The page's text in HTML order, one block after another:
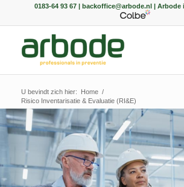
0183-64 93 67 | backoffice@arbode.nl | Arbode
U bevindt zich hier: Home /
Risico Inventarisatie & Evaluatie (RI&E)